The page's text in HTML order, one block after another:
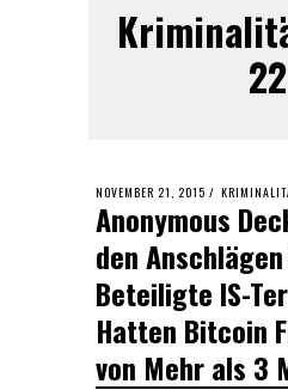
22
POSTED
ON
NOVEMBER 21, 2015 NOVEMBER
2015
Anonymous
den
Beteiligte IS-
Hatten Bitcoin
von Mehr als 3